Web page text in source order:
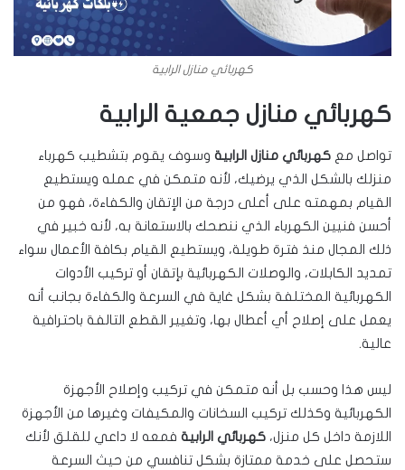
كهربائي منازل الرابية
كهربائي منازل جمعية الرابية
تواصل مع كهربائي منازل الرابية وسوف يقوم بتشطيب كهرباء
منزلك بالشكل الذي يرضيك، لأنه متمكن في عمله ويستطيع
القيام بمهمته على أعلى درجة من الإتقان والكفاءة، فهو من
أحسن فنيين الكهرباء الذي ننصحك بالاستعانة به، لأنه خبير في
ذلك المجال منذ فترة طويلة، ويستطيع القيام بكافة الأعمال سواء
تمديد الكابلات، والوصلات الكهربائية بإتقان أو تركيب الأدوات
الكهربائية المختلفة بشكل غاية في السرعة والكفاءة بجانب أنه
يعمل على إصلاح أي أعطال بها، وتغيير القطع التالفة باحترافية
عالية.
ليس هذا وحسب بل أنه متمكن في تركيب وإصلاح الأجهزة
الكهربائية وكذلك تركيب السخانات والمكيفات وغيرها من الأجهزة
اللازمة داخل كل منزل، كهربائي الرابية فمعه لا داعي للقلق لأنك
ستحصل على خدمة ممتازة بشكل تنافسي من حيث السرعة